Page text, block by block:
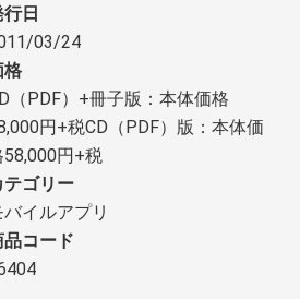
日
03/24
格
（PDF）+冊子版：本体価格
円+税CD（PDF）版：本体価
58,000円+税
テゴリー
バイルアプリ
品コード